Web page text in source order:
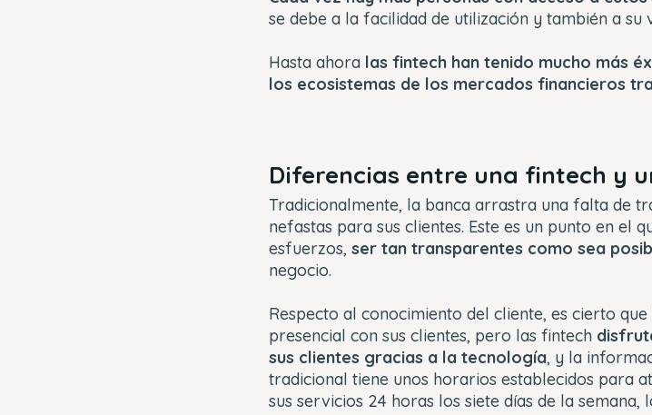
se debe a la facilidad de utilización y también a su
Hasta ahora las fintech han tenido mucho más
los ecosistemas de los mercados financieros
Diferencias entre una fintech y
Tradicionalmente, la banca arrastra una falta de
nefastas para sus clientes. Este es un punto en el
esfuerzos, ser tan transparentes como sea
negocio.
Respecto al conocimiento del cliente, es cierto
presencial con sus clientes, pero las fintech
sus clientes gracias a la tecnología, y la
tradicional tiene unos horarios establecidos para
sus servicios 24 horas los siete días de la semana,